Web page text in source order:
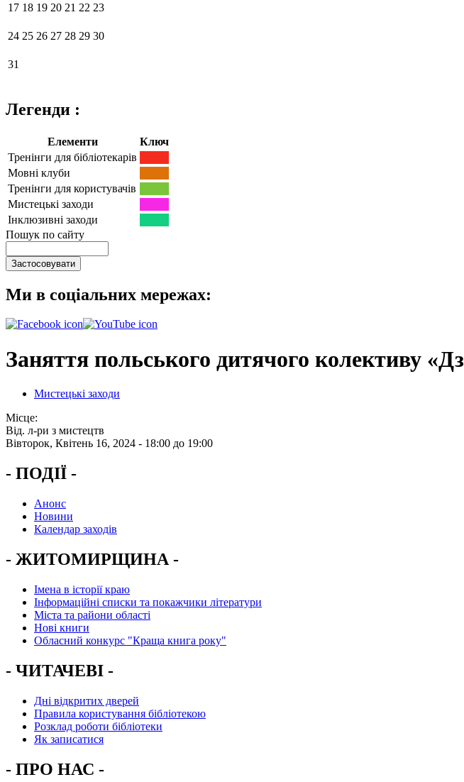
17 18 19 20 21 22 23
24 25 26 27 28 29 30
31
Легенди :
Елементи
Ключ
Тренінги для бібліотекарів
Мовні клуби
Тренінги для користувачів
Мистецькі заходи
Інклюзивні заходи
Пошук по сайту
Ми в соціальних мережах:
Заняття польського дитячого колективу
Мистецькі заходи
Місце:
Від. л-ри з мистецтв
Вівторок, Квітень 16, 2024 - 18:00 до 19:00
- ПОДІЇ -
Анонс
Новини
Календар заходів
- ЖИТОМИРЩИНА -
Імена в історії краю
Інформаційні списки та покажчики літератури
Міста та райони області
Нові книги
Обласний конкурс "Краща книга року"
- ЧИТАЧЕВІ -
Дні відкритих дверей
Правила користування бібліотекою
Розклад роботи бібліотеки
Як записатися
- ПРО НАС -